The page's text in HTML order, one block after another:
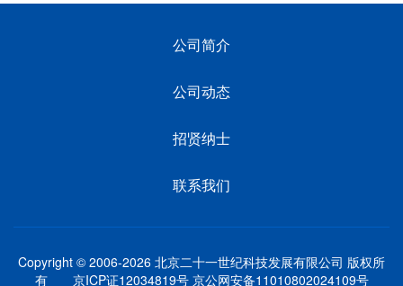
公司简介
公司动态
招贤纳士
联系我们
Copyright © 2006-2026 北京二十一世纪科技发展有限公司 版权所
有 京ICP证12034819号 京公网安备11010802024109号